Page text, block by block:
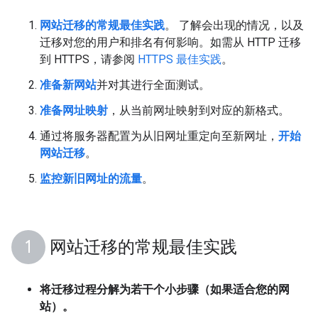
网站迁移的常规最佳实践。 了解会出现的情况，以及
迁移对您的用户和排名有何影响。如需从 HTTP 迁移
到 HTTPS，请参阅 HTTPS 最佳实践。
准备新网站并对其进行全面测试。
准备网址映射 ，从当前网址映射到对应的新格式。
通过将服务器配置为从旧网址重定向至新网址， 开始
网站迁移。
监控新旧网址的流量。
网站迁移的常规最佳实践
将迁移过程分解为若干个小步骤（如果适合您的网
站）。